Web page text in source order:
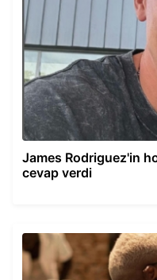
James Rodriguez'in
cevap verdi